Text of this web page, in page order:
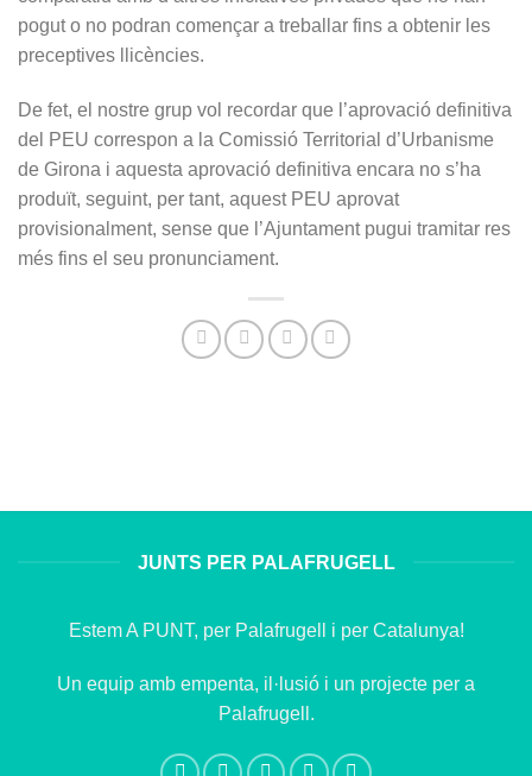
pogut o no podran començar a treballar fins a obtenir les
preceptives llicències.
De fet, el nostre grup vol recordar que l’aprovació definitiva
del PEU correspon a la Comissió Territorial d’Urbanisme
de Girona i aquesta aprovació definitiva encara no s’ha
produït, seguint, per tant, aquest PEU aprovat
provisionalment, sense que l’Ajuntament pugui tramitar res
més fins el seu pronunciament.
JUNTS PER PALAFRUGELL
Estem A PUNT, per Palafrugell i per Catalunya!
Un equip amb empenta, il·lusió i un projecte per a
Palafrugell.